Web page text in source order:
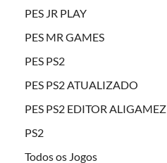
PES JR PLAY
PES MR GAMES
PES PS2
PES PS2 ATUALIZADO
PES PS2 EDITOR ALIGAMEZ
PS2
Todos os Jogos